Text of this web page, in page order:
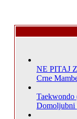
NE PITAJ
Crne
Taekwondo
Domoljubni